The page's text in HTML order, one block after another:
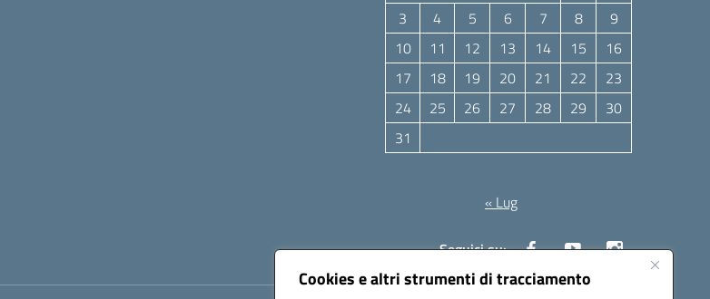
Cookies e altri strumenti di tracciamento
3
4 5 6 7 8
9
10
11 12 13 14 15
16
17
18 19 20 21 22
23
24
25 26 27 28 29
30
31
« Lug
Seguici su: